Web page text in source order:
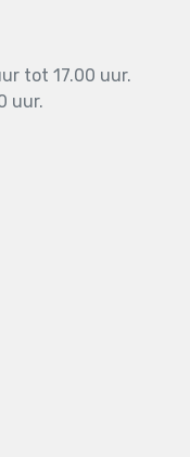
tot 17.00 uur.
uur.